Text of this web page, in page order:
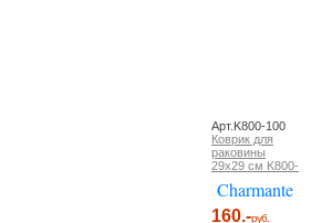
Арт.K800-100
Коврик для
раковины
29х29 см K800-
Charmante
160.-руб.